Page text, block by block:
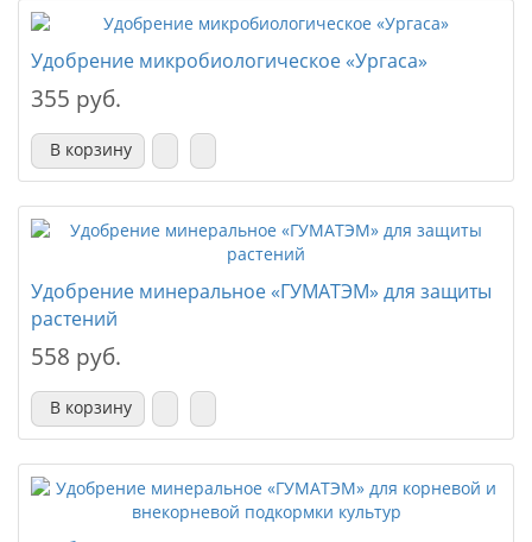
Удобрение микробиологическое «Ургаса»
355 руб.
В корзину
Удобрение минеральное «ГУМАТЭМ» для защиты
растений
558 руб.
В корзину